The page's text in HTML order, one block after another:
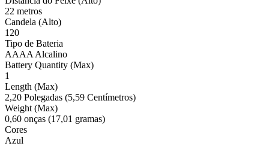
22 metros
Candela (Alto)
120
Tipo de Bateria
AAAA Alcalino
Battery Quantity (Max)
1
Length (Max)
2,20 Polegadas (5,59 Centímetros)
Weight (Max)
0,60 onças (17,01 gramas)
Cores
Azul